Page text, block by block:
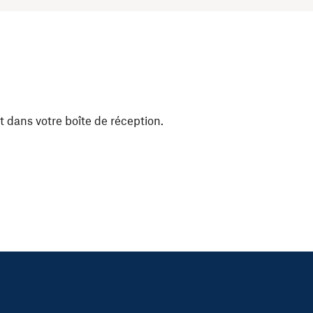
dans votre boîte de réception.